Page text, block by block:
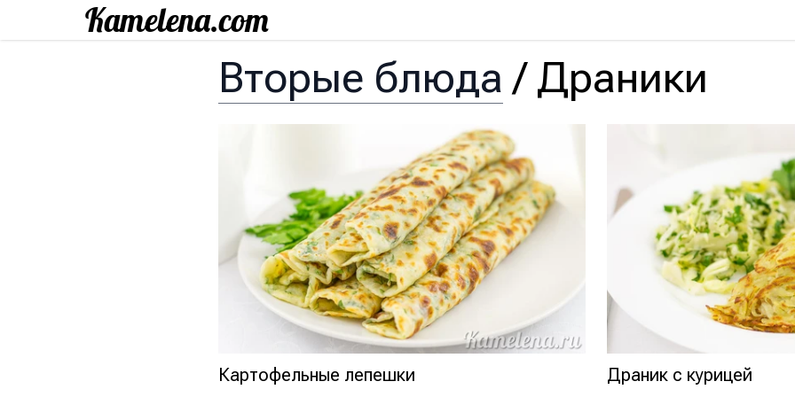
Вторые блюда /Драники
Картофельные лепешки Драник с курицей